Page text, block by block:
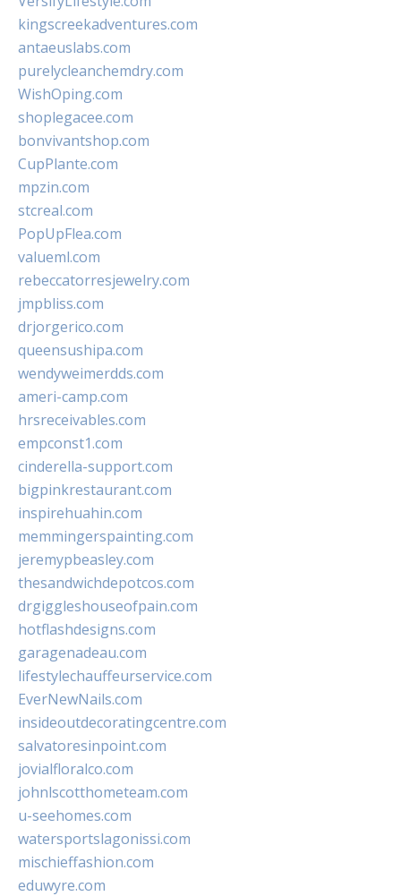
kingscreekadventures.com
antaeuslabs.com
purelycleanchemdry.com
WishOping.com
shoplegacee.com
bonvivantshop.com
CupPlante.com
mpzin.com
stcreal.com
PopUpFlea.com
valueml.com
rebeccatorresjewelry.com
jmpbliss.com
drjorgerico.com
queensushipa.com
wendyweimerdds.com
ameri-camp.com
hrsreceivables.com
empconst1.com
cinderella-support.com
bigpinkrestaurant.com
inspirehuahin.com
memmingerspainting.com
jeremypbeasley.com
thesandwichdepotcos.com
drgiggleshouseofpain.com
hotflashdesigns.com
garagenadeau.com
lifestylechauffeurservice.com
EverNewNails.com
insideoutdecoratingcentre.com
salvatoresinpoint.com
jovialfloralco.com
johnlscotthometeam.com
u-seehomes.com
watersportslagonissi.com
mischieffashion.com
eduwyre.com